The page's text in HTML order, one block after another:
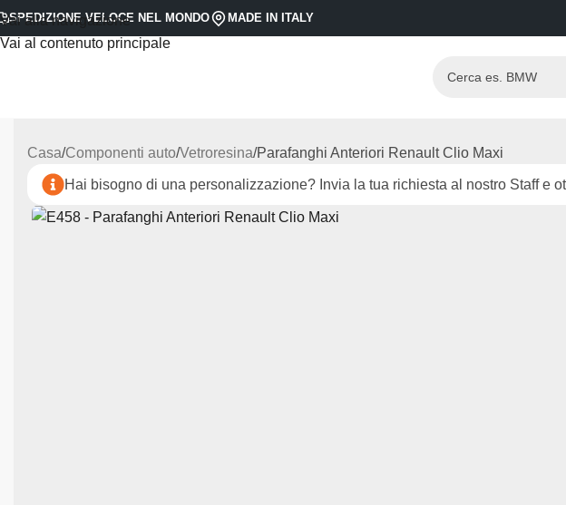
Vai alla navigazione
Vai al contenuto principale
SPEDIZIONE VELOCE NEL MONDO MADE IN ITALY
Casa Componenti auto Vetroresina Parafanghi Anteriori Renault Clio Maxi
Hai bisogno di una personalizzazione? Invia la tua richiesta al nostro Staff e